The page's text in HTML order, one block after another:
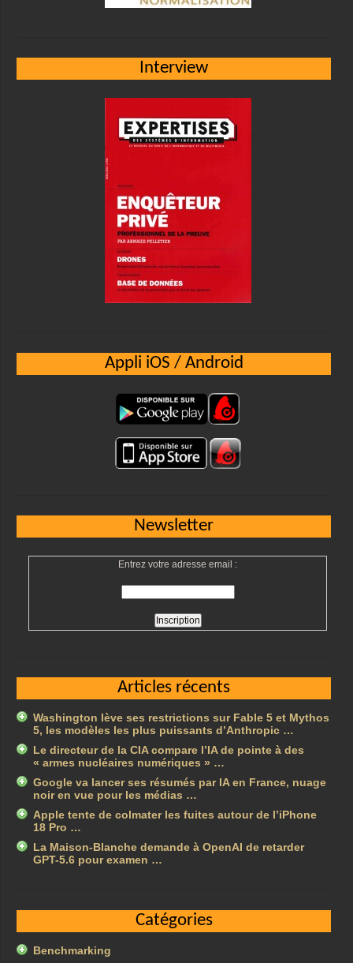
Interview
Appli iOS / Android
Newsletter
Entrez votre adresse email :
Articles récents
Washington lève ses restrictions sur Fable 5 et Mythos
5, les modèles les plus puissants d’Anthropic …
Le directeur de la CIA compare l’IA de pointe à des
« armes nucléaires numériques » …
Google va lancer ses résumés par IA en France, nuage
noir en vue pour les médias …
Apple tente de colmater les fuites autour de l’iPhone
18 Pro …
La Maison-Blanche demande à OpenAI de retarder
GPT-5.6 pour examen …
Catégories
Benchmarking